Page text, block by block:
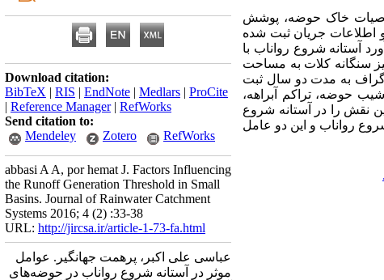
خاک حوضه، پوشش
اطلاعات جریان ثبت شده
آستانه شروع رواناب با
سنگانه کلات به مساحت
به مدت دو سال ثبت
حوضه، تراکم آبراهه،
نقش را در آستانه شروع
رواناب و این دو عامل
Download citation:
BibTeX | RIS | EndNote | Medlars | ProCite
| Reference Manager| RefWorks
Send citation to:
Mendeley
Zotero RefWorks
abbasi A A, por hemat J. Factors Influencing
the Runoff Generation Threshold in Small
Basins. Journal of Rainwater Catchment
Systems 2016; 4 (2) :33-38
URL: http://jircsa.ir/article-1-73-fa.html
عباسی علی اکبر، پرهمت جهانگیر. عوامل
موثر در آستانه شروع رواناب در حوضه‌های